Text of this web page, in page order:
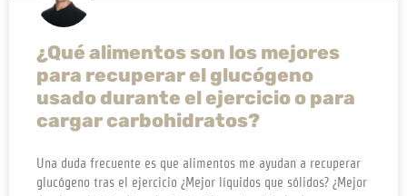
¿Qué alimentos son los mejores
para recuperar el glucógeno
usado durante el ejercicio o para
cargar carbohidratos?​
Una duda frecuente es que alimentos me ayudan a recuperar
glucógeno tras el ejercicio ¿Mejor líquidos que sólidos? ¿Mejor